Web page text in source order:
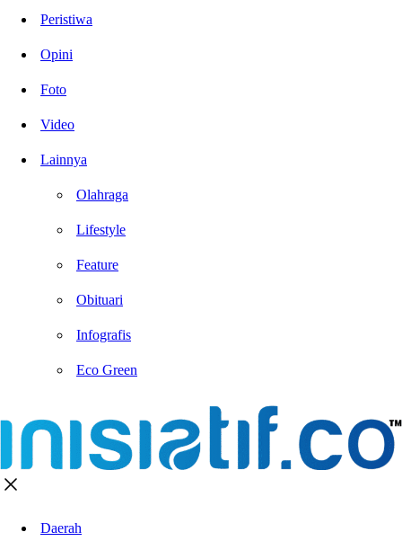
Peristiwa
Opini
Foto
Video
Lainnya
Olahraga
Lifestyle
Feature
Obituari
Infografis
Eco Green
Daerah